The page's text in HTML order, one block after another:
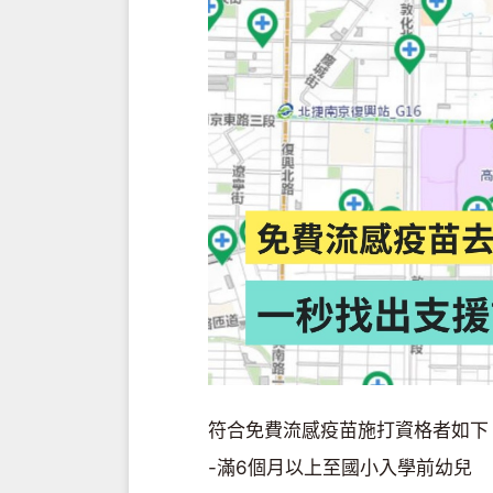
符合免費流感疫苗施打資格者如下
-滿6個月以上至國小入學前幼兒